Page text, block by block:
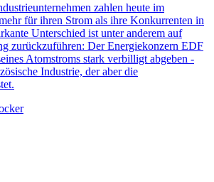
zahlen heute im
für ihren Strom als ihre Konkurrenten in
Unterschied ist unter anderem auf
zurückzuführen: Der Energiekonzern EDF
Atomstroms stark verbilligt abgeben -
Industrie, der aber die